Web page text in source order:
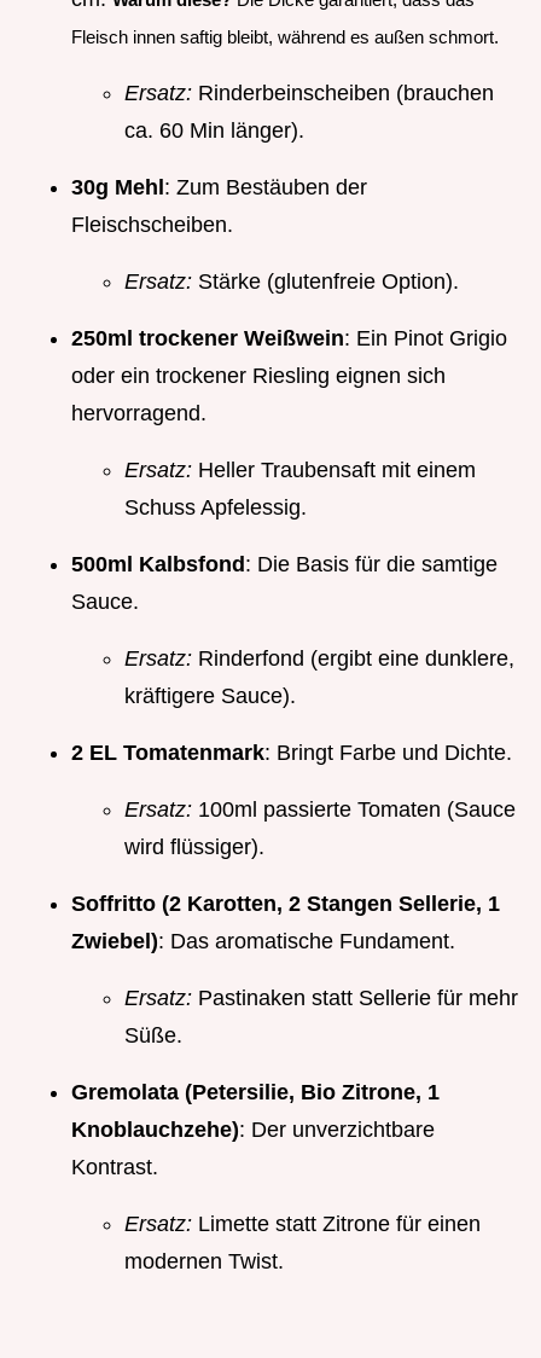
Fleisch innen saftig bleibt, während es außen schmort.
Ersatz: Rinderbeinscheiben (brauchen
ca. 60 Min länger).
30g Mehl: Zum Bestäuben der
Fleischscheiben.
Ersatz: Stärke (glutenfreie Option).
250ml trockener Weißwein: Ein Pinot Grigio
oder ein trockener Riesling eignen sich
hervorragend.
Ersatz: Heller Traubensaft mit einem
Schuss Apfelessig.
500ml Kalbsfond: Die Basis für die samtige
Sauce.
Ersatz: Rinderfond (ergibt eine dunklere,
kräftigere Sauce).
2 EL Tomatenmark: Bringt Farbe und Dichte.
Ersatz: 100ml passierte Tomaten (Sauce
wird flüssiger).
Soffritto (2 Karotten, 2 Stangen Sellerie, 1
Zwiebel): Das aromatische Fundament.
Ersatz: Pastinaken statt Sellerie für mehr
Süße.
Gremolata (Petersilie, Bio Zitrone, 1
Knoblauchzehe): Der unverzichtbare
Kontrast.
Ersatz: Limette statt Zitrone für einen
modernen Twist.